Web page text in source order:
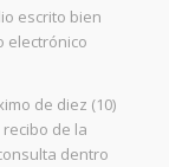
escrito bien
electrónico
de diez (10)
de la
dentro